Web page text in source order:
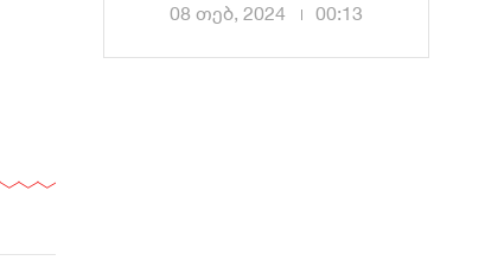
08 თებ, 2024 00:13